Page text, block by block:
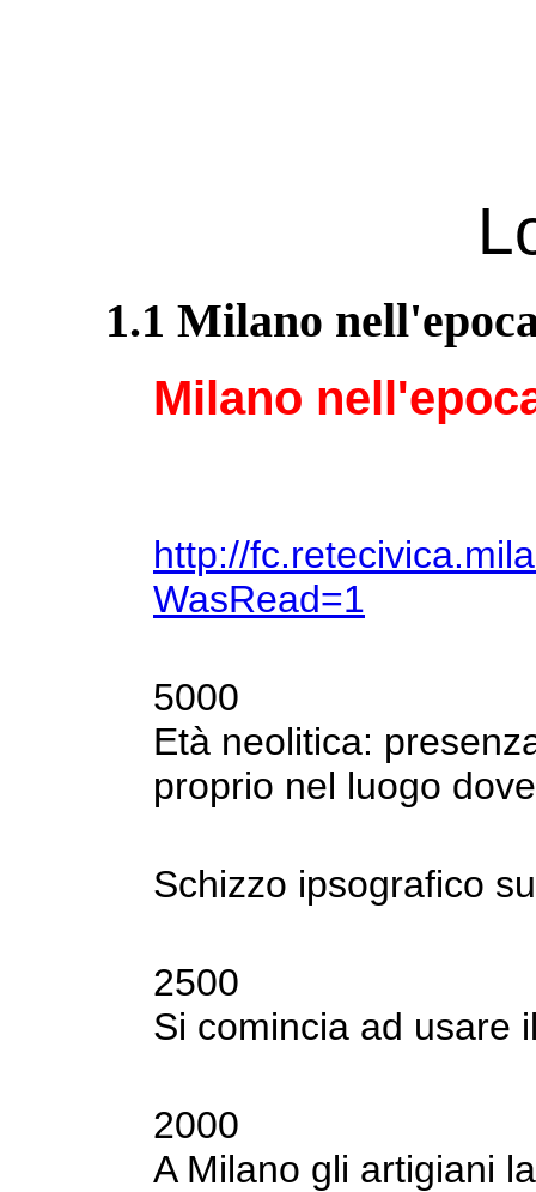
1.1 Milano
Milano
http://
WasRead=1
5000
Età neolitica:
proprio nel luogo
Schizzo ipsografico
2500
Si comincia ad usare
2000
A Milano gli artigiani